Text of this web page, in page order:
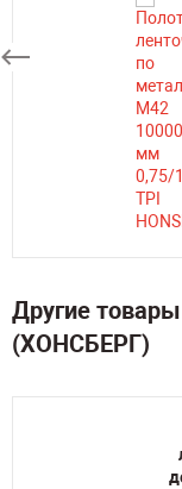
Другие
(ХОНСБЕРГ)